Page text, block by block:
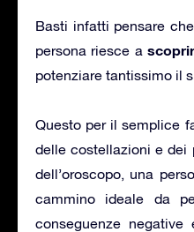
Basti infatti pensare
persona riesce a
potenziare tantissimo il
Questo per il semplice
delle costellazioni e dei
dell’oroscopo, una
cammino ideale da
conseguenze